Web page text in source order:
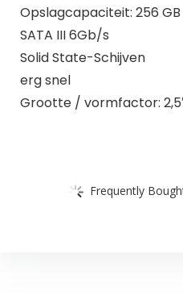
Opslagcapaciteit: 256 GB
SATA III 6Gb/s
Solid State-Schijven
erg snel
Grootte / vormfactor:
Frequently